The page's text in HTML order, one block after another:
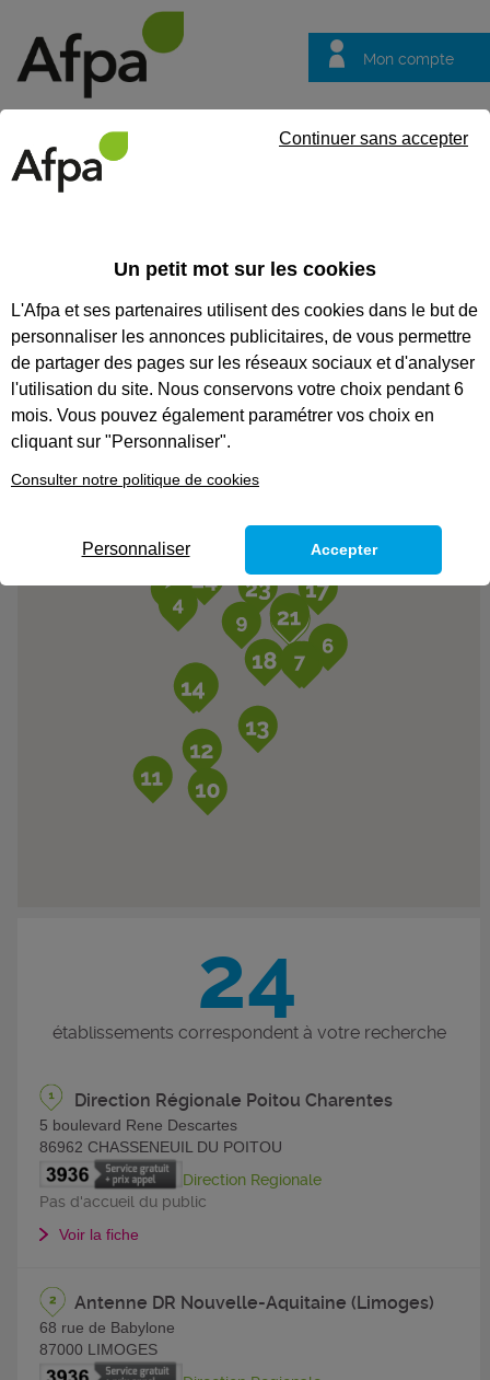
Mon compte
questions
TROUVEZ UN
ÉTABLISSEMENT
plus de critères
24
établissements correspondent à votre recherche
Direction Régionale Poitou Charentes
5 boulevard Rene Descartes
86962 CHASSENEUIL DU POITOU
Direction Regionale
Pas d'accueil du public
Voir la fiche
Antenne DR Nouvelle-Aquitaine (Limoges)
68 rue de Babylone
87000 LIMOGES
Un petit mot sur les cookies
L'Afpa et ses partenaires utilisent des cookies dans le but de
personnaliser les annonces publicitaires, de vous permettre
de partager des pages sur les réseaux sociaux et d'analyser
l'utilisation du site. Nous conservons votre choix pendant 6
mois. Vous pouvez également paramétrer vos choix en
cliquant sur "Personnaliser".
Consulter notre politique de cookies
Continuer sans accepter
Personnaliser Accepter